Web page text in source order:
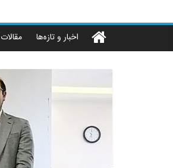
اخبار و تازه‌ها